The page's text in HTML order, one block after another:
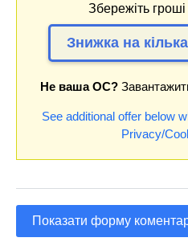
Збережіть гроші
Знижка на кілька
Не ваша ОС?
See additional offer below
Privacy/
Показати форму